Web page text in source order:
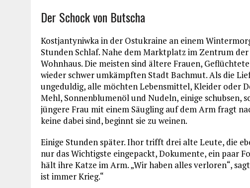
Der Schock von Butscha
Kostjantyniwka in der Ostukraine an einem
Stunden Schlaf. Nahe dem Marktplatz im Zentrum
Wohnhaus. Die meisten sind ältere Frauen,
wieder schwer umkämpften Stadt Bachmut. Als die
ungeduldig, alle möchten Lebensmittel, Kleider oder
Mehl, Sonnenblumenöl und Nudeln, einige schubsen,
jüngere Frau mit einem Säugling auf dem Arm fragt
keine dabei sind, beginnt sie zu weinen.
Einige Stunden später. Ihor trifft drei alte Leute, die
nur das Wichtigste eingepackt, Dokumente, ein paar
hält ihre Katze im Arm. „Wir haben alles verloren“,
ist immer Krieg.“